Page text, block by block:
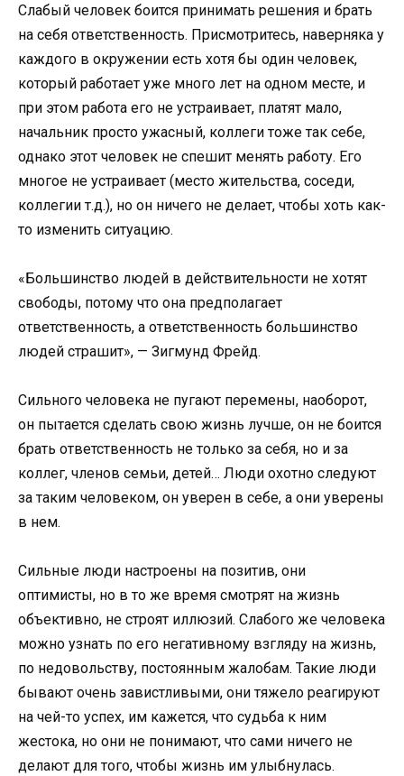
Слабый человек боится принимать решения и брать
на себя ответственность. Присмотритесь, наверняка у
каждого в окружении есть хотя бы один человек,
который работает уже много лет на одном месте, и
при этом работа его не устраивает, платят мало,
начальник просто ужасный, коллеги тоже так себе,
однако этот человек не спешит менять работу. Его
многое не устраивает (место жительства, соседи,
коллегии т.д.), но он ничего не делает, чтобы хоть как-
то изменить ситуацию.
«Большинство людей в действительности не хотят
свободы, потому что она предполагает
ответственность, а ответственность большинство
людей страшит», — Зигмунд Фрейд.
Сильного человека не пугают перемены, наоборот,
он пытается сделать свою жизнь лучше, он не боится
брать ответственность не только за себя, но и за
коллег, членов семьи, детей… Люди охотно следуют
за таким человеком, он уверен в себе, а они уверены
в нем.
Сильные люди настроены на позитив, они
оптимисты, но в то же время смотрят на жизнь
объективно, не строят иллюзий. Слабого же человека
можно узнать по его негативному взгляду на жизнь,
по недовольству, постоянным жалобам. Такие люди
бывают очень завистливыми, они тяжело реагируют
на чей-то успех, им кажется, что судьба к ним
жестока, но они не понимают, что сами ничего не
делают для того, чтобы жизнь им улыбнулась.